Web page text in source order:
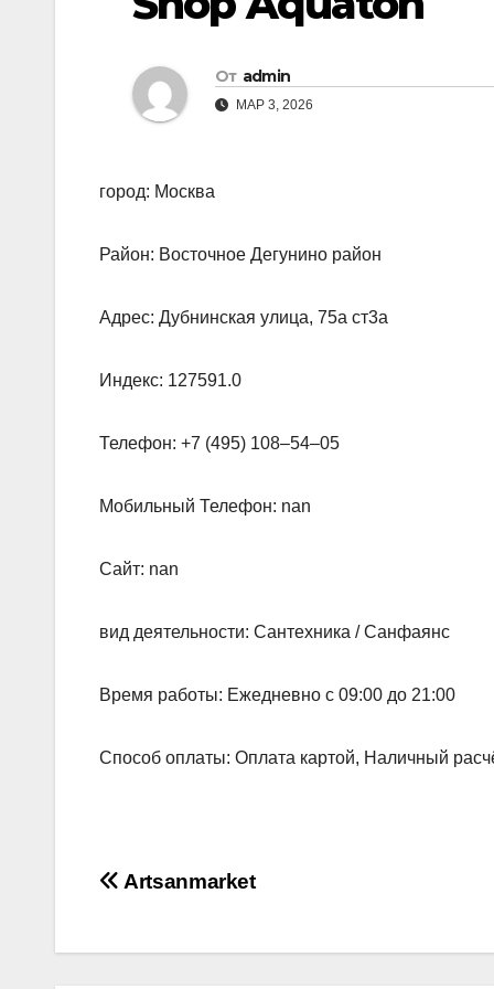
От admin
МАР 3, 2026
город: Москва
Район: Восточное Дегунино район
Адрес: Дубнинская улица, 75а ст3а
Индекс: 127591.0
Телефон: +7 (495) 108‒54‒05
Мобильный Телефон: nan
Сайт: nan
вид деятельности: Сантехника / Санфаянс
Время работы: Ежедневно с 09:00 до 21:00
Способ оплаты: Оплата картой, Наличный
Навигация
Artsanmarket